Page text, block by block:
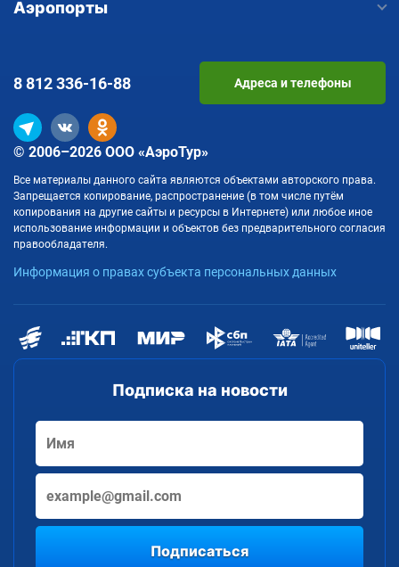
Аэропорты
Подписка на новости
Подписаться
© 2006–2026 ООО «АэроТур»
Все материалы данного сайта являются объектами авторского права.
Запрещается копирование, распространение (в том числе путём
копирования на другие сайты и ресурсы в Интернете) или любое иное
использование информации и объектов без предварительного согласия
правообладателя.
Информация о правах субъекта персональных данных
8 812336-16-88 Адреса и телефоны